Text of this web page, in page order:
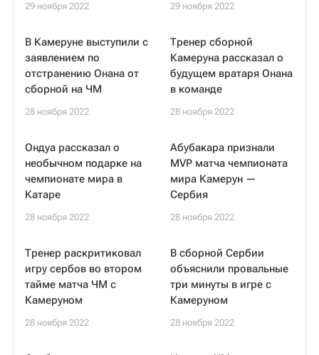
29 ноября 2022 29 ноября 2022
В Камеруне выступили с
заявлением по
отстранению Онана от
сборной на ЧМ
28 ноября 2022
Тренер сборной
Камеруна рассказал о
будущем вратаря Онана
в команде
28 ноября 2022
Ондуа рассказал о
необычном подарке на
чемпионате мира в
Катаре
28 ноября 2022
Абубакара признали
MVP матча чемпионата
мира Камерун —
Сербия
28 ноября 2022
Тренер раскритиковал
игру сербов во втором
тайме матча ЧМ с
Камеруном
28 ноября 2022
В сборной Сербии
объяснили провальные
три минуты в игре с
Камеруном
28 ноября 2022